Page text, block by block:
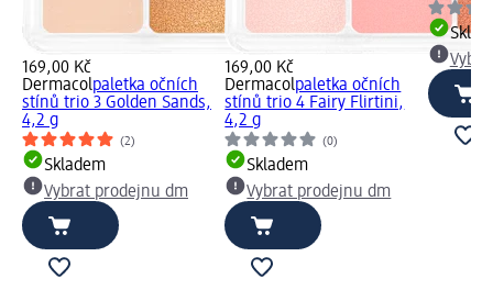
169,00 Kč
Dermacolpaletka očních
stínů trio 3 Golden Sands,
4,2 g
(2)
Skladem
Vybrat prodejnu dm
169,00 Kč
Dermacolpaletka očních
stínů trio 4 Fairy Flirtini,
4,2 g
(0)
Skladem
Vybrat prodejnu dm